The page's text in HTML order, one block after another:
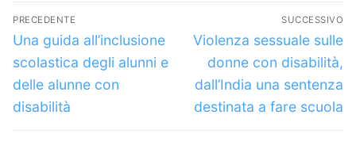
Navigazione
articoli
PRECEDENTE
Articolo
precedente:
Una guida all’inclusione
scolastica degli alunni e
delle alunne con
disabilità
SUCCESSIVO
Articolo
successivo:
Violenza sessuale sulle
donne con disabilità,
dall’India una sentenza
destinata a fare scuola